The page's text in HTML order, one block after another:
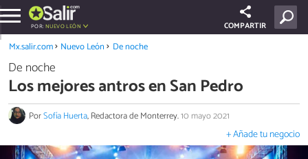
POR: NUEVO LEÓN COMPARTIR
Mx.salir.com Nuevo León De noche
De noche
Los mejores antros en San Pedro
PorSofía Huerta, Redactora de Monterrey.10 mayo 2021
+ Añade tu negocio